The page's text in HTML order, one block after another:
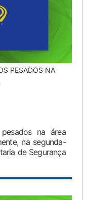
PESADOS NA
na área
na segunda-
de Segurança